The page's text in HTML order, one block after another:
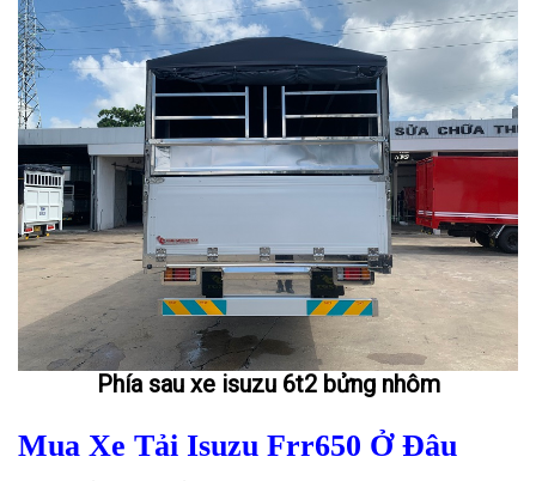
Phía sau xe isuzu 6t2 bửng nhôm
Mua Xe Tải Isuzu Frr650 Ở Đâu